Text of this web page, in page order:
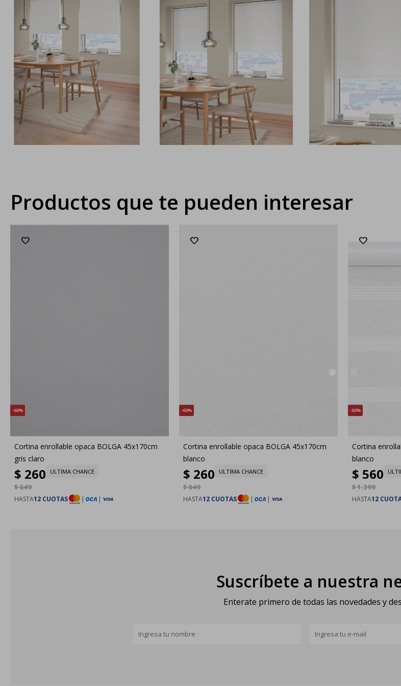
Productos que te pueden interesar
60
Cortina enrollable opaca BOLGA 45x170cm
gris claro
$ 260
$649
ULTIMA CHANCE
HASTA12 CUOTAS | |
60
Cortina enrollable opaca BOLGA 45x170cm
blanco
$ 260
$649
ULTIMA CHANCE
HASTA12 CUOTAS | |
60
Cortina
blanco
$ 560
$1.399
HASTA12
Suscríbete a nuestra
Enterate primero de todas las novedades y